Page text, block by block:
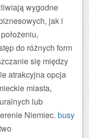
wygodne
jak i
do różnych form
się między
atrakcyjna opcja
miasta,
lub
Niemiec. busy